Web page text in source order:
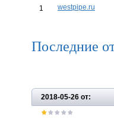
1 westpipe.ru
Последние
2018-05-26 от: